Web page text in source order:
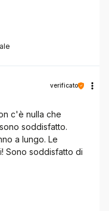
verificato
c'è nulla che
soddisfatto.
a lungo. Le
Sono soddisfatto di